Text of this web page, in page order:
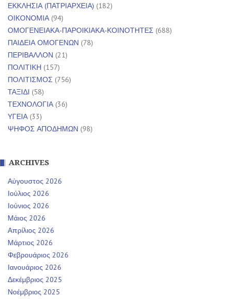
ΕΚΚΛΗΣΙΑ (ΠΑΤΡΙΑΡΧΕΙΑ) (182)
ΟΙΚΟΝΟΜΙΑ(94)
ΟΜΟΓΕΝΕΙΑΚΑ-ΠΑΡΟΙΚΙΑΚΑ-ΚΟΙΝΟΤΗΤΕΣ (688)
ΠΑΙΔΕΙΑ ΟΜΟΓΕΝΩΝ (78)
ΠΕΡΙΒΑΛΛΟΝ (21)
ΠΟΛΙΤΙΚΗ (157)
ΠΟΛΙΤΙΣΜΟΣ (756)
ΤΑΞΙΔΙ (58)
ΤΕΧΝΟΛΟΓΙΑ(36)
ΥΓΕΙΑ(33)
ΨΗΦΟΣ ΑΠΟΔΗΜΩΝ (98)
ARCHIVES
Αύγουστος 2026
Ιούλιος 2026
Ιούνιος 2026
Μάιος 2026
Απρίλιος 2026
Μάρτιος 2026
Φεβρουάριος 2026
Ιανουάριος 2026
Δεκέμβριος 2025
Νοέμβριος 2025